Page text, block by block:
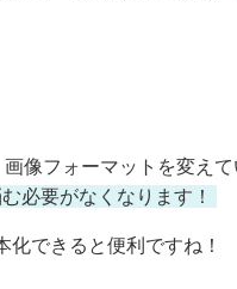
像フォーマットを変え
必要がなくなります！
できると便利ですね！